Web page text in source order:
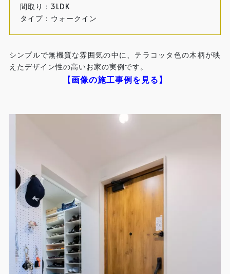
間取り：3LDK
タイプ：ウォークイン
シンプルで無機質な雰囲気の中に、テラコッタ色の木柄が映
えたデザイン性の高いお家の実例です。
【画像の施工事例を見る】